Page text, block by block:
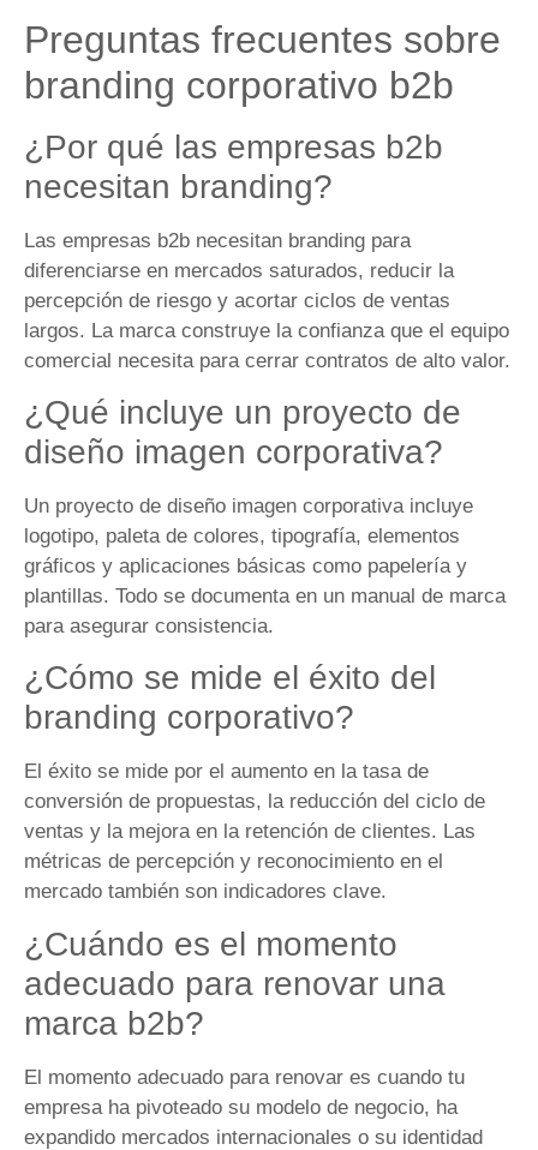
Preguntas frecuentes sobre
branding corporativo b2b
¿Por qué las empresas b2b
necesitan branding?
Las empresas b2b necesitan branding para
diferenciarse en mercados saturados, reducir la
percepción de riesgo y acortar ciclos de ventas
largos. La marca construye la confianza que el equipo
comercial necesita para cerrar contratos de alto valor.
¿Qué incluye un proyecto de
diseño imagen corporativa?
Un proyecto de diseño imagen corporativa incluye
logotipo, paleta de colores, tipografía, elementos
gráficos y aplicaciones básicas como papelería y
plantillas. Todo se documenta en un manual de marca
para asegurar consistencia.
¿Cómo se mide el éxito del
branding corporativo?
El éxito se mide por el aumento en la tasa de
conversión de propuestas, la reducción del ciclo de
ventas y la mejora en la retención de clientes. Las
métricas de percepción y reconocimiento en el
mercado también son indicadores clave.
¿Cuándo es el momento
adecuado para renovar una
marca b2b?
El momento adecuado para renovar es cuando tu
empresa ha pivoteado su modelo de negocio, ha
expandido mercados internacionales o su identidad